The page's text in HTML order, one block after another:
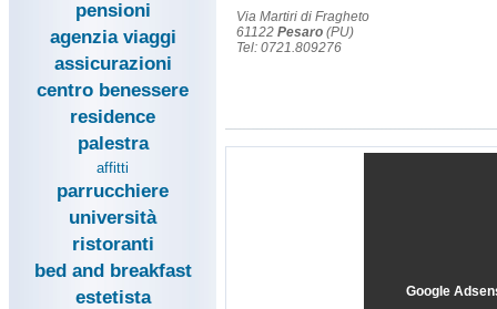
pensioni
agenzia viaggi
assicurazioni
centro benessere
residence
palestra
affitti
parrucchiere
università
ristoranti
bed and breakfast
estetista
Via Martiri di Fragheto
61122 Pesaro (PU)
Tel: 0721.809276
Google